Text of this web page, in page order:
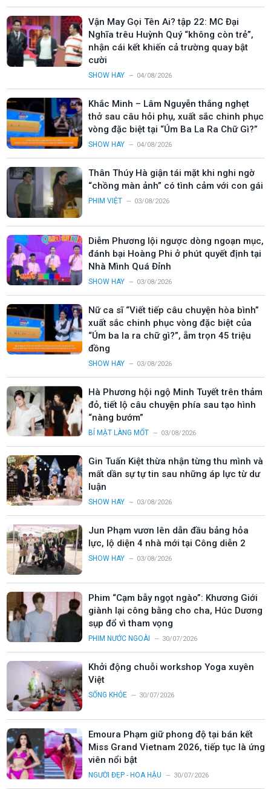
Vận May Gọi Tên Ai? tập 22: MC Đại
Nghĩa trêu Huỳnh Quý “không còn trẻ”,
nhận cái kết khiến cả trường quay bật
cười
SHOW HAY 04/08/2026
Khắc Minh – Lâm Nguyễn thắng nghẹt
thở sau câu hỏi phụ, xuất sắc chinh phục
vòng đặc biệt tại “Úm Ba La Ra Chữ Gì?”
SHOW HAY 04/08/2026
Thân Thúy Hà giận tái mặt khi nghi ngờ
“chồng màn ảnh” có tình cảm với con gái
PHIM VIỆT 03/08/2026
Diễm Phương lội ngược dòng ngoạn mục,
đánh bại Hoàng Phi ở phút quyết định tại
Nhà Mình Quá Đỉnh
SHOW HAY 03/08/2026
Nữ ca sĩ “Viết tiếp câu chuyện hòa bình”
xuất sắc chinh phục vòng đặc biệt của
“Úm ba la ra chữ gì?”, ẵm trọn 45 triệu
đồng
SHOW HAY 03/08/2026
Hà Phương hội ngộ Minh Tuyết trên thảm
đỏ, tiết lộ câu chuyện phía sau tạo hình
“nàng bướm”
BÍ MẬT LÀNG MỐT 03/08/2026
Gin Tuấn Kiệt thừa nhận từng thu mình và
mất dần sự tự tin sau những áp lực từ dư
luận
SHOW HAY 03/08/2026
Jun Phạm vươn lên dẫn đầu bảng hỏa
lực, lộ diện 4 nhà mới tại Công diễn 2
SHOW HAY 03/08/2026
Phim “Cạm bẫy ngọt ngào”: Khương Giới
giành lại công bằng cho cha, Húc Dương
sụp đổ vì tham vọng
PHIM NƯỚC NGOÀI 30/07/2026
Khởi động chuỗi workshop Yoga xuyên
Việt
SỐNG KHỎE 30/07/2026
Emoura Phạm giữ phong độ tại bán kết
Miss Grand Vietnam 2026, tiếp tục là ứng
viên nổi bật
NGƯỜI ĐẸP - HOA HẬU 30/07/2026